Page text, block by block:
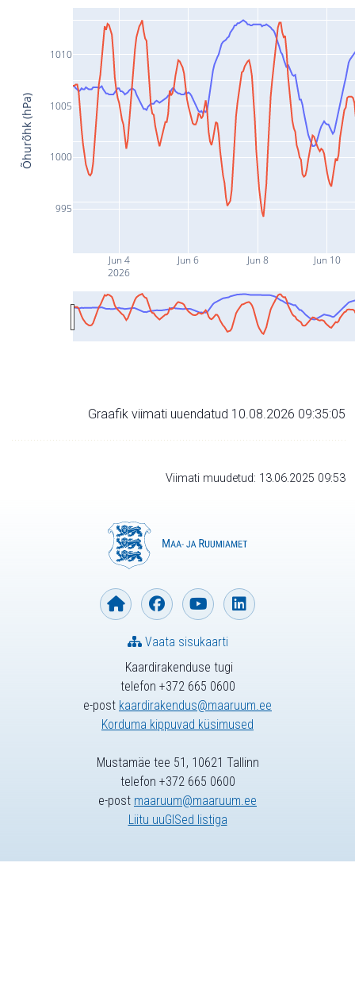
Jun 4
2026
Jun 6 Jun 8 Jun 10
995
1000
1005
1010
Õhurõhk (hPa)
Graafik viimati uuendatud 10.08.2026 09:35:05
Viimati muudetud: 13.06.2025 09:53
Kaardirakenduse tugi
telefon +372 665 0600
e-post kaardirakendus@maaruum.ee
Korduma kippuvad küsimused
Vaata sisukaarti
Mustamäe tee 51, 10621 Tallinn
telefon +372 665 0600
e-post maaruum@maaruum.ee
Liitu uuGISed listiga